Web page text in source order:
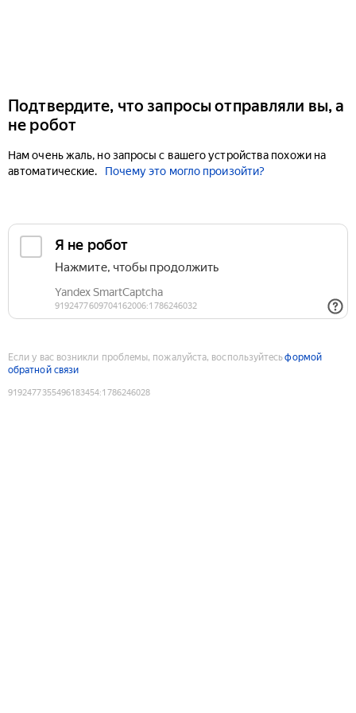
Подтвердите, что запросы отправляли вы, а
не робот
Нам очень жаль, но запросы с вашего устройства похожи на
автоматические.
Почему это могло произойти?
Если у вас возникли проблемы, пожалуйста, воспользуйтесьформой
обратной связи
9192477355496183454:1786246028